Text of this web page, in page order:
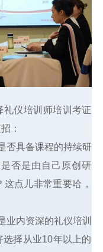
仪培训师培训考证
：
具备课程的持续研
否是由自己原创研
点儿非常重要哈，
内资深的礼仪培训
择从业10年以上的